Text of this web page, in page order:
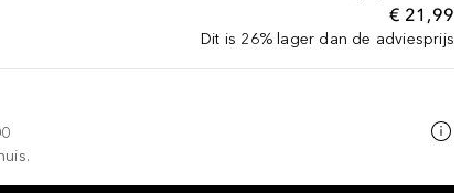
€ 21,99
Dit is 26% lager dan de adviesprijs